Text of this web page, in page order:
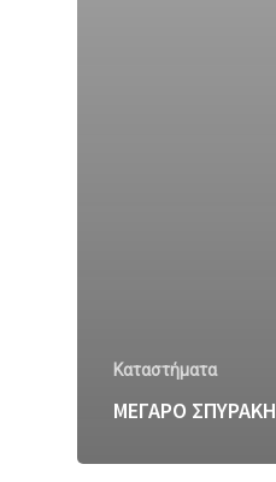
Καταστήματα
ΜΕΓΑΡΟ ΣΠΥΡΑΚΗ